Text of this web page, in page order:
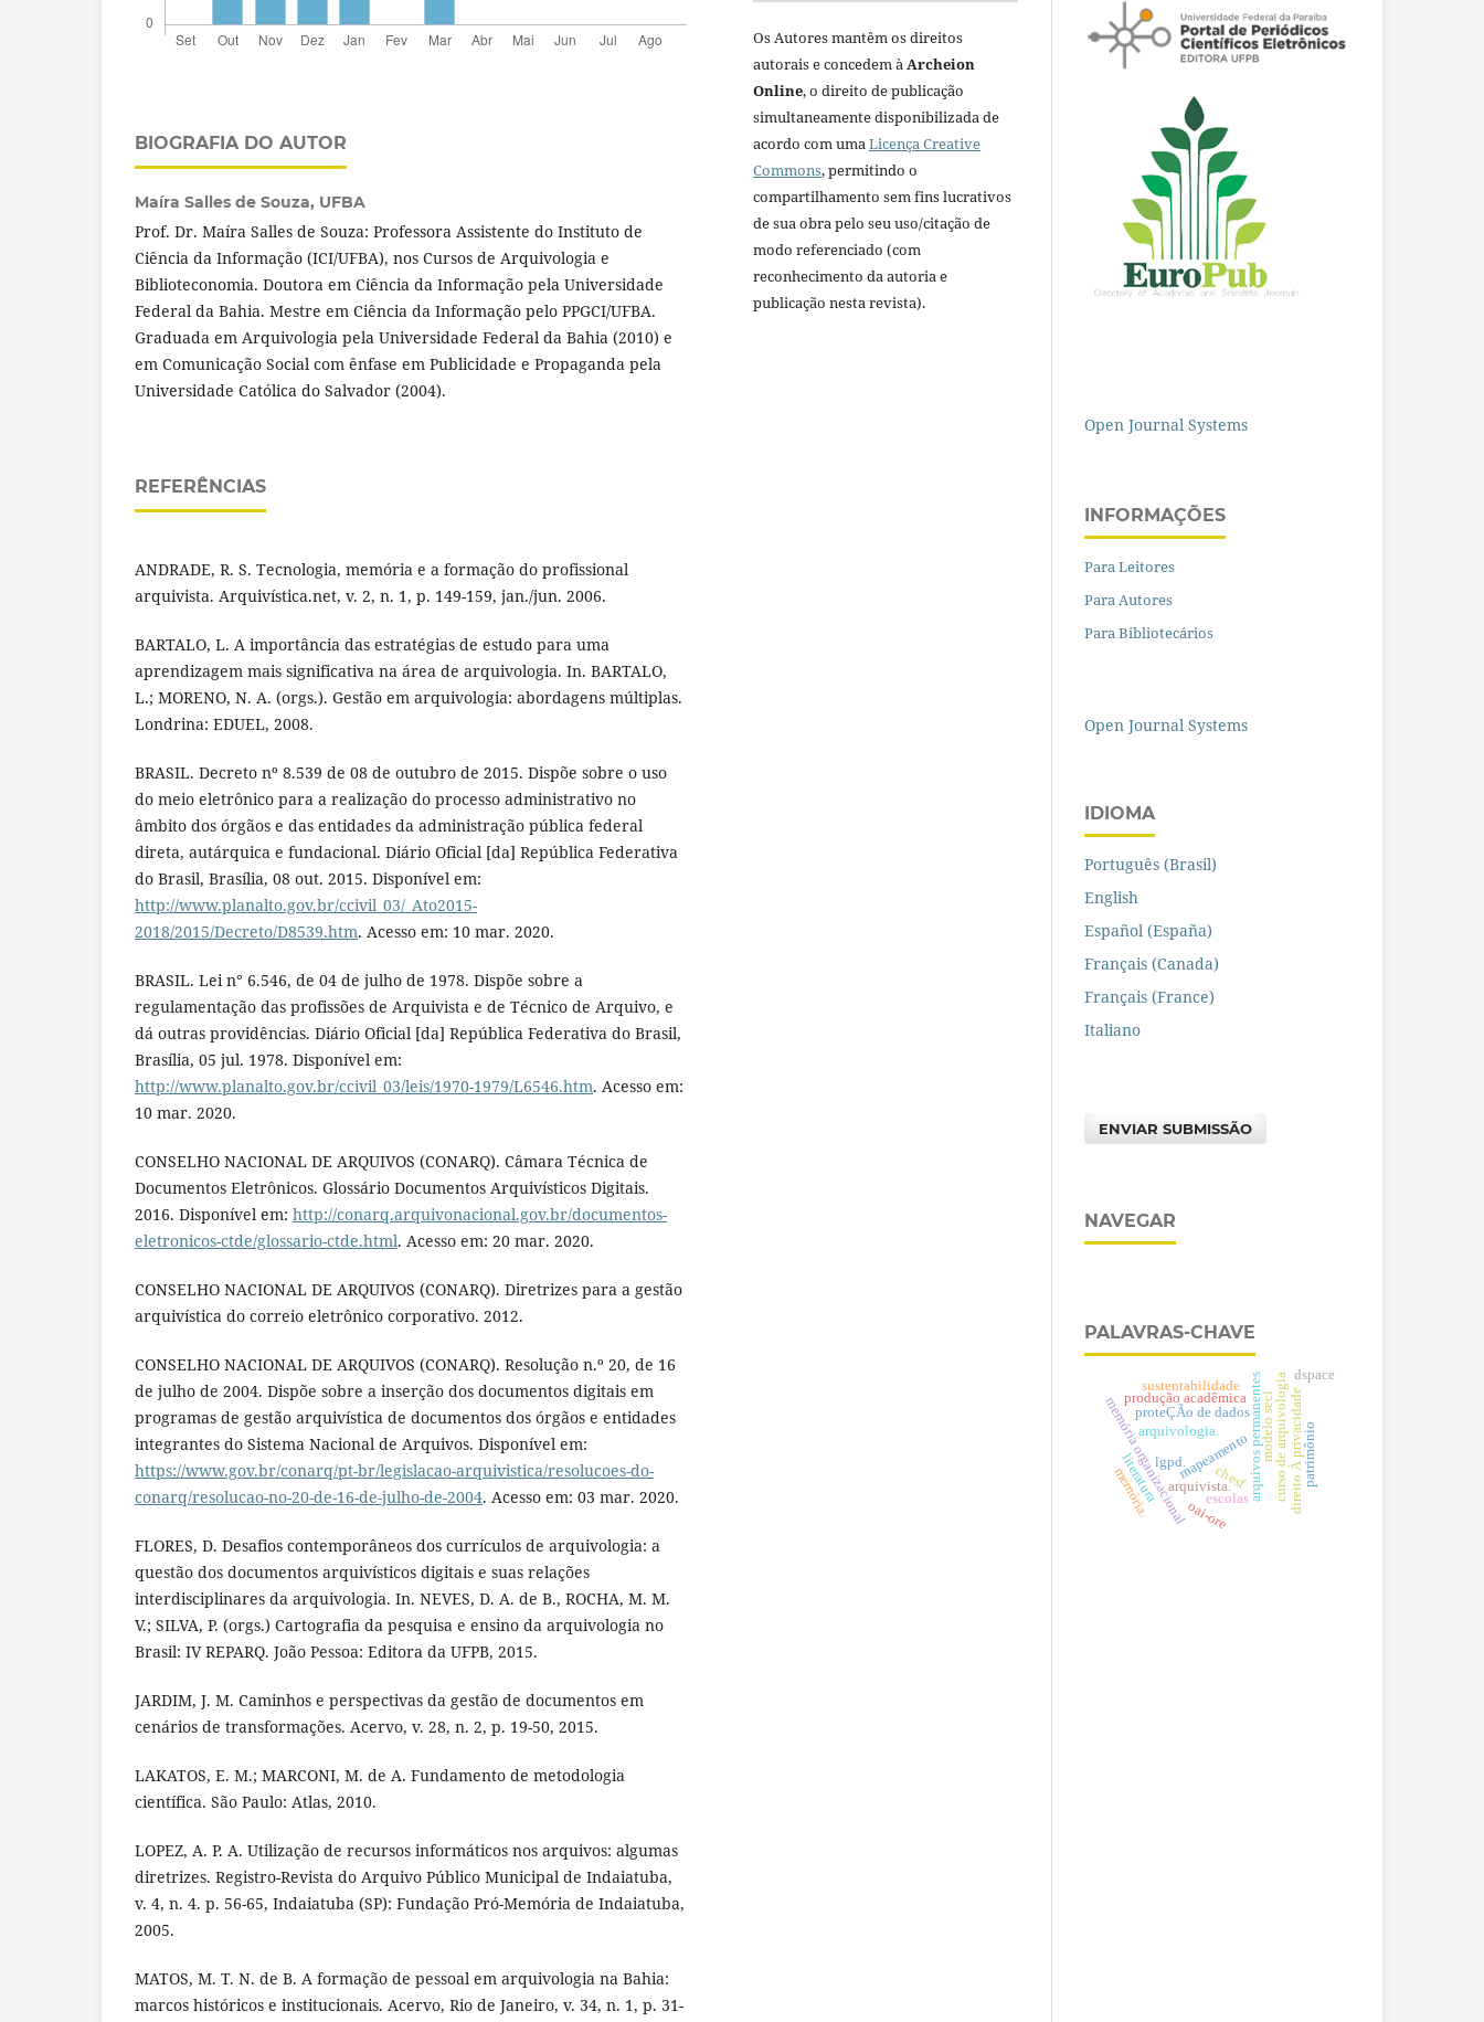
BIOGRAFIA DO AUTOR
Maíra Salles de Souza, UFBA
Prof. Dr. Maíra Salles de Souza: Professora Assistente do Instituto de
Ciência da Informação (ICI/UFBA), nos Cursos de Arquivologia e
Biblioteconomia. Doutora em Ciência da Informação pela Universidade
Federal da Bahia. Mestre em Ciência da Informação pelo PPGCI/UFBA.
Graduada em Arquivologia pela Universidade Federal da Bahia (2010) e
em Comunicação Social com ênfase em Publicidade e Propaganda pela
Universidade Católica do Salvador (2004).
REFERÊNCIAS
ANDRADE, R. S. Tecnologia, memória e a formação do profissional
arquivista. Arquivística.net, v. 2, n. 1, p. 149-159, jan./jun. 2006.
BARTALO, L. A importância das estratégias de estudo para uma
aprendizagem mais significativa na área de arquivologia. In. BARTALO,
L.; MORENO, N. A. (orgs.). Gestão em arquivologia: abordagens múltiplas.
Londrina: EDUEL, 2008.
BRASIL. Decreto nº 8.539 de 08 de outubro de 2015. Dispõe sobre o uso
do meio eletrônico para a realização do processo administrativo no
âmbito dos órgãos e das entidades da administração pública federal
direta, autárquica e fundacional. Diário Oficial [da] República Federativa
do Brasil, Brasília, 08 out. 2015. Disponível em:
http://www.planalto.gov.br/ccivil_03/_Ato2015-
2018/2015/Decreto/D8539.htm. Acesso em: 10 mar. 2020.
BRASIL. Lei n° 6.546, de 04 de julho de 1978. Dispõe sobre a
regulamentação das profissões de Arquivista e de Técnico de Arquivo, e
dá outras providências. Diário Oficial [da] República Federativa do Brasil,
Brasília, 05 jul. 1978. Disponível em:
http://www.planalto.gov.br/ccivil_03/leis/1970-1979/L6546.htm. Acesso em:
10 mar. 2020.
CONSELHO NACIONAL DE ARQUIVOS (CONARQ). Câmara Técnica de
Documentos Eletrônicos. Glossário Documentos Arquivísticos Digitais.
2016. Disponível em: http://conarq.arquivonacional.gov.br/documentos-
eletronicos-ctde/glossario-ctde.html. Acesso em: 20 mar. 2020.
CONSELHO NACIONAL DE ARQUIVOS (CONARQ). Diretrizes para a gestão
arquivística do correio eletrônico corporativo. 2012.
CONSELHO NACIONAL DE ARQUIVOS (CONARQ). Resolução n.º 20, de 16
de julho de 2004. Dispõe sobre a inserção dos documentos digitais em
programas de gestão arquivística de documentos dos órgãos e entidades
integrantes do Sistema Nacional de Arquivos. Disponível em:
https://www.gov.br/conarq/pt-br/legislacao-arquivistica/resolucoes-do-
conarq/resolucao-no-20-de-16-de-julho-de-2004. Acesso em: 03 mar. 2020.
FLORES, D. Desafios contemporâneos dos currículos de arquivologia: a
questão dos documentos arquivísticos digitais e suas relações
interdisciplinares da arquivologia. In. NEVES, D. A. de B., ROCHA, M. M.
V.; SILVA, P. (orgs.) Cartografia da pesquisa e ensino da arquivologia no
Brasil: IV REPARQ. João Pessoa: Editora da UFPB, 2015.
JARDIM, J. M. Caminhos e perspectivas da gestão de documentos em
cenários de transformações. Acervo, v. 28, n. 2, p. 19-50, 2015.
LAKATOS, E. M.; MARCONI, M. de A. Fundamento de metodologia
científica. São Paulo: Atlas, 2010.
LOPEZ, A. P. A. Utilização de recursos informáticos nos arquivos: algumas
diretrizes. Registro-Revista do Arquivo Público Municipal de Indaiatuba,
v. 4, n. 4. p. 56-65, Indaiatuba (SP): Fundação Pró-Memória de Indaiatuba,
2005.
MATOS, M. T. N. de B. A formação de pessoal em arquivologia na Bahia:
marcos históricos e institucionais. Acervo, Rio de Janeiro, v. 34, n. 1, p. 31-
Os Autores mantêm os direitos
autorais e concedem àArcheion
Online, o direito de publicação
simultaneamente disponibilizada de
acordo com umaLicença Creative
Commons, permitindo o
compartilhamento sem fins lucrativos
de sua obra pelo seu uso/citação de
modo referenciado (com
reconhecimento da autoria e
publicação nesta revista).
Open Journal Systems
INFORMAÇÕES
Para Leitores
Para Autores
Para Bibliotecários
Open Journal Systems
IDIOMA
Português (Brasil)
English
Español (España)
Français (Canada)
Français (France)
Italiano
ENVIAR SUBMISSÃO
NAVEGAR
PALAVRAS-CHAVE
curso de arquivologia
arquivos permanentes
proteÇÃo de dados direito À privacidade
lgpd.
memória organizacional
produção acadêmica
mapeamento
literatura arquivista.
arquivologia.
memória. escolas
sustentabilidade
modelo seci
chesf patrimônio
dspace
oai-ore